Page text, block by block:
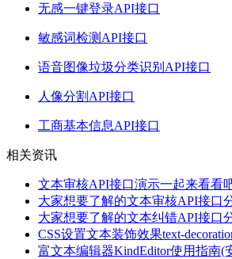
无感一键登录API接口
敏感词检测API接口
语音图像垃圾分类识别API接口
人像分割API接口
工商基本信息API接口
相关资讯
文本审核API接口演示一起来看看
大家想要了解的文本审核API接口
大家想要了解的文本纠错API接口
CSS设置文本装饰效果text-
富文本编辑器KindEditor使用指南(